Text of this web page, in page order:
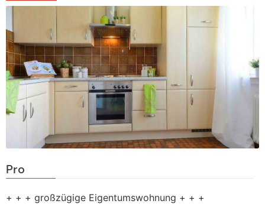
Pro
+ + + großzügige Eigentumswohnung + + +